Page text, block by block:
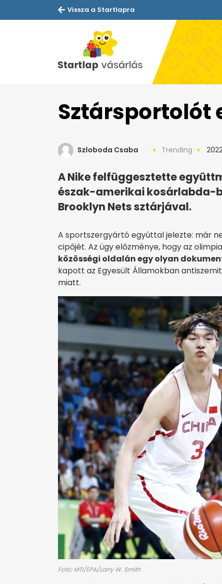
Vissza a Startlapra
Sztársportolót
Szloboda Csaba Trending
A Nike felfüggesztette
észak-amerikai kosárlabda-
Brooklyn Nets sztárjával.
A sportszergyártó egyúttal jelezte: már
cipőjét. Az ügy előzménye, hogy az
közösségi oldalán egy olyan
kapott az Egyesült Államokban
miatt.
Fotó: MTI/EPA/Larry W. Smith